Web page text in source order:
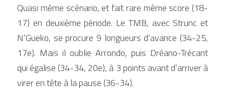
Quasi même scénario, et fait rare même score (18-
17) en deuxième période. Le TMB, avec Strunc et
N’Gueko, se procure 9 longueurs d’avance (34-25,
17e). Mais il oublie Arrondo, puis Dréano-Trécant
qui égalise (34-34, 20e), à 3 points avant d’arriver à
virer en tête à la pause (36-34).